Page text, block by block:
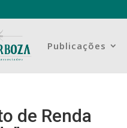
Publicações
de Renda